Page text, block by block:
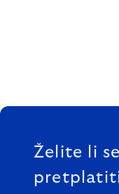
FOOTER
Želite li se